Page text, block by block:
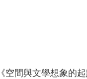
間與文學想象的起